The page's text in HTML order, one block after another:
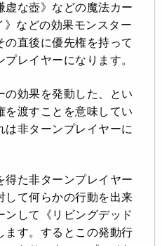
虚な壺》などの魔法カー
》などの効果モンスター
直後に優先権を持って
レイヤーになります。
の効果を発動した、とい
を渡すことを意味してい
は非ターンプレイヤーに
た非ターンプレイヤー
して何らかの行動を出来
ンして《リビングデッド
ます。するとこの発動行